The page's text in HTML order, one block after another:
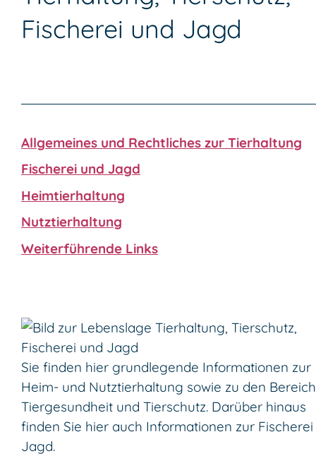
Fischerei und Jagd
Allgemeines und Rechtliches zur Tierhaltung
Fischerei und Jagd
Heimtierhaltung
Nutztierhaltung
Weiterführende Links
Sie finden hier grundlegende Informationen zur
Heim- und Nutztierhaltung sowie zu den
Tiergesundheit und Tierschutz. Darüber hinaus
finden Sie hier auch Informationen zur
Jagd.